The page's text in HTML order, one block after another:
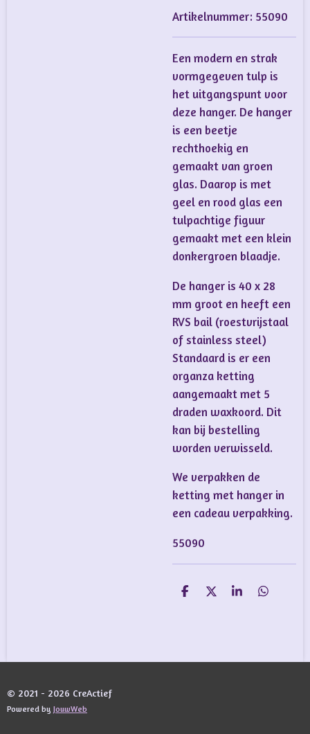
Artikelnummer: 55090
Een modern en strak
vormgegeven tulp is
het uitgangspunt voor
deze hanger. De hanger
is een beetje
rechthoekig en
gemaakt van groen
glas. Daarop is met
geel en rood glas een
tulpachtige figuur
gemaakt met een klein
donkergroen blaadje.
De hanger is 40 x 28
mm groot en heeft een
RVS bail (roestvrijstaal
of stainless steel)
Standaard is er een
organza ketting
aangemaakt met 5
draden waxkoord. Dit
kan bij bestelling
worden verwisseld.
We verpakken de
ketting met hanger in
een cadeau verpakking.
55090
D
D
S
D
© 2021 - 2026 CreActief
Powered by JouwWeb